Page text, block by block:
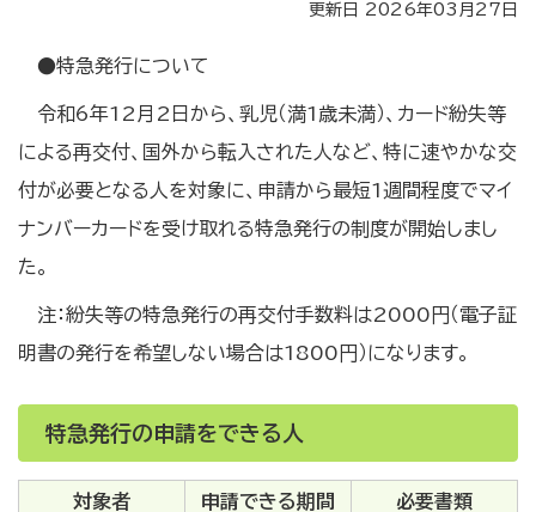
更新日 2026年03月27日
●特急発行について
令和6年12月2日から、乳児（満1歳未満）、カード紛失等
による再交付、国外から転入された人など、特に速やかな交
付が必要となる人を対象に、申請から最短1週間程度でマイ
ナンバーカードを受け取れる特急発行の制度が開始しまし
た。
注：紛失等の特急発行の再交付手数料は2000円（電子証
明書の発行を希望しない場合は1800円）になります。
特急発行の申請をできる人
対象者 申請できる期間 必要書類